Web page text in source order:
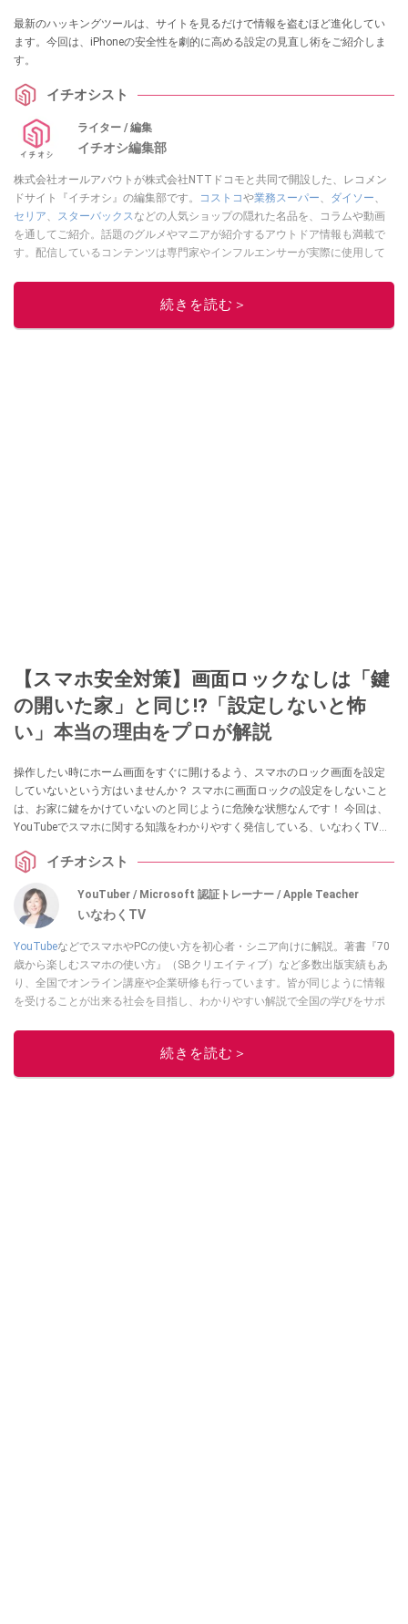
最新のハッキングツールは、サイトを見るだけで情報を盗むほど進化してい
ます。今回は、iPhoneの安全性を劇的に高める設定の見直し術をご紹介しま
す。
イチオシスト
ライター / 編集
イチオシ編集部
株式会社オールアバウトが株式会社NTTドコモと共同で開設した、レコメン
ドサイト『イチオシ』の編集部です。
コストコや業務スーパー、 ダイソー、
セリア、 スターバックスなどの人気ショップの隠れた名品を、コラムや動画
を通してご紹介。話題のグルメやマニアが紹介するアウトドア情報も満載で
す。配信しているコンテンツは専門家やインフルエンサーが実際に使用して
ニュースでフォロー
続きを読む＞
【スマホ安全対策】画面ロックなしは「鍵
の開いた家」と同じ!?「設定しないと怖
い」本当の理由をプロが解説
操作したい時にホーム画面をすぐに開けるよう、スマホのロック画面を設定
していないという方はいませんか？ スマホに画面ロックの設定をしないこと
は、お家に鍵をかけていないのと同じように危険な状態なんです！ 今回は、
YouTubeでスマホに関する知識をわかりやすく発信している、いなわくTVの
対策「パスキー」を利用するための設定について解説します。気になる方
イチオシスト
YouTuber / Microsoft 認証トレーナー / Apple Teacher
いなわくTV
YouTubeなどでスマホやPCの使い方を初心者・シニア向けに解説。著書『70
歳から楽しむスマホの使い方』（SBクリエイティブ）など多数出版実績もあ
り、全国でオンライン講座や企業研修も行っています。皆が同じように情報
を受けることが出来る社会を目指し、わかりやすい解説で全国の学びをサポ
このイチオシストの他の記事を読む
続きを読む＞